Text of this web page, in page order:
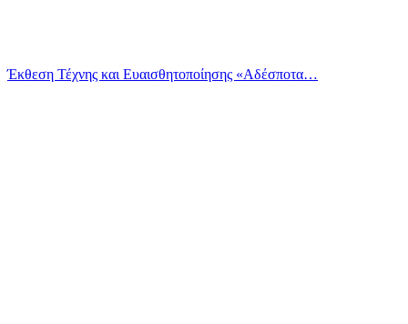
Έκθεση Τέχνης και Ευαισθητοποίησης «Αδέσποτα…